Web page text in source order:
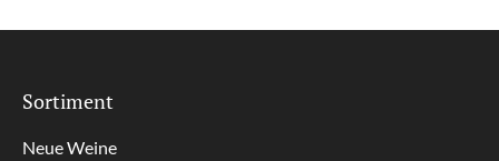
Sortiment
Neue Weine